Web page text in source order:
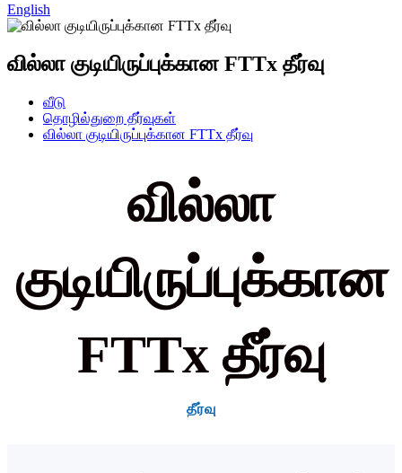
English
வில்லா குடியிருப்புக்கான FTTx தீர்வு
வீடு
தொழில்துறை தீர்வுகள்
வில்லா குடியிருப்புக்கான FTTx தீர்வு
வில்லா
குடியிருப்புக்கான
FTTx தீர்வு
தீர்வு